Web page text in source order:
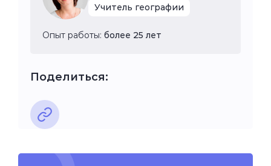
Учитель географии
Опыт работы: более 25 лет
Поделиться: